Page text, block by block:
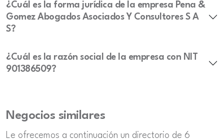
¿Cuál es la forma jurídica de la empresa Pena &
Gomez Abogados Asociados Y Consultores S A
S?
¿Cuál es la razón social de la empresa con NIT
901386509?
Negocios similares
Le ofrecemos a continuación un directorio de 6